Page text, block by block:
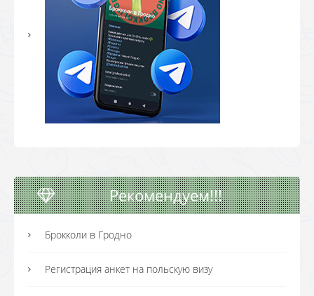
Рекомендуем!!!
Брокколи в Гродно
Регистрация анкет на польскую визу